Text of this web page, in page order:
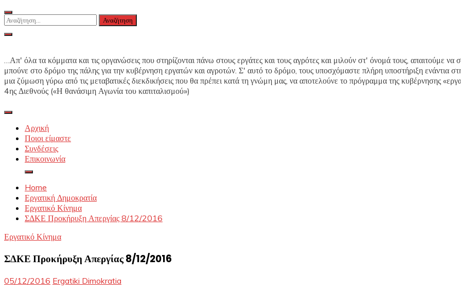
Skip
to
Αναζήτηση
…Απ' όλα τα κόμματα και τις οργανώσεις που στηρίζονται πάνω στους εργάτες και τους αγρότες και μιλούν στ' όνομά τους, απαιτούμε
μπούνε στο δρόμο της πάλης για την κυβέρνηση εργατών και αγροτών. Σ' αυτό το δρόμο, τους υποσχόμαστε πλήρη υποστήριξη ενάντια
μια ζύμωση γύρω από τις μεταβατικές διεκδικήσεις που θα πρέπει κατά τη γνώμη μας, να αποτελούνε το πρόγραμμα της κυβέρνησης
4ης Διεθνούς («Η θανάσιμη Αγωνία του καπιταλισμού»)
Αρχική
Ποιοι είμαστε
Συνδέσεις
Επικοινωνία
Home
Εργατική Δημοκρατία
Εργατικό Κίνημα
ΣΔΚΕ Προκήρυξη Απεργίας 8/12/2016
Εργατικό Κίνημα
ΣΔΚΕ Προκήρυξη Απεργίας 8/12/2016
05/12/2016 Ergatiki Dimokratia